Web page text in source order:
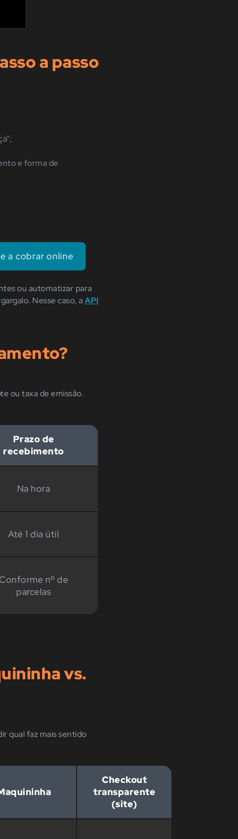
a passo
e forma de
a cobrar online
ou automatizar para
Nesse caso, aAPI
ou taxa de emissão.
Prazo de
recebimento
Na hora
Até 1 dia útil
nº de
parcelas
vs.
qual faz mais sentido
Checkout
transparente
(site)